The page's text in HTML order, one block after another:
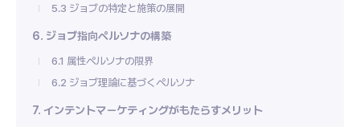
5.3 ジョブの特定と施策の展開
6. ジョブ指向ペルソナの構築
6.1 属性ペルソナの限界
6.2 ジョブ理論に基づくペルソナ
7. インテントマーケティングがもたらすメリット